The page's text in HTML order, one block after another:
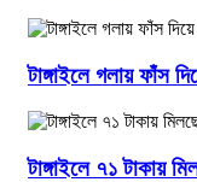
টাঙ্গাইলে গলায় ফাঁস
টাঙ্গাইলে ৭১ টাকায়